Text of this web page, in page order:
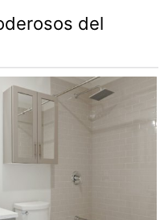
del